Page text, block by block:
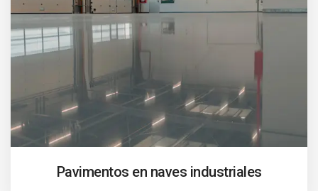
Pavimentos en naves industriales